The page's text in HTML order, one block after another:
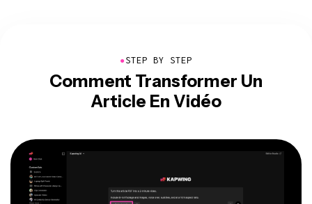
●STEP BY STEP
Comment Transformer Un
Article En Vidéo